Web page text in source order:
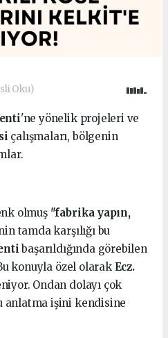
Oku)
'ne yönelik projeleri ve
çalışmaları, bölgenin
olmuş "fabrika yapın,
tamda karşılığı bu
başarıldığında görebilen
konuyla özel olarak Ecz.
Ondan dolayı çok
anlatma işini kendisine